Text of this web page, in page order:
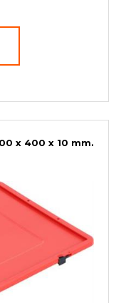
x 400 x 10 mm.